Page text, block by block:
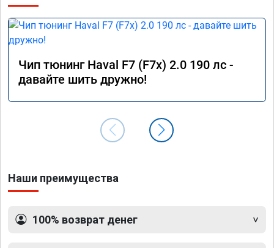
Чип тюнинг Haval F7 (F7x) 2.0 190 лс -
давайте шить дружно!
Наши преимущества
100% возврат денег